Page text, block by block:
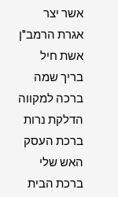
אשר יצר
אגרת הרמב"ן
אשת חיל
בריך שמה
ברכה למקווה
הדלקת נרות
ברכת העסק
האש שלי
ברכת הבית